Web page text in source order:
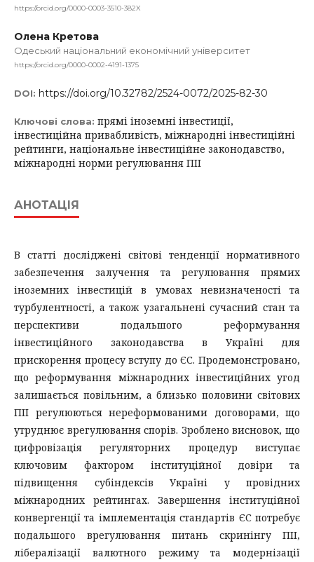
https://orcid.org/0000-0003-3510-382X
Олена Кретова
Одеський національний економічний університет
https://orcid.org/0000-0002-4191-1375
DOI: https://doi.org/10.32782/2524-0072/2025-82-30
Ключові слова: прямі іноземні інвестиції,
інвестиційна привабливість, міжнародні інвестиційні
рейтинги, національне інвестиційне законодавство,
міжнародні норми регулювання ПІІ
АНОТАЦІЯ
В статті досліджені світові тенденції нормативного
забезпечення залучення та регулювання прямих
іноземних інвестицій в умовах невизначеності та
турбулентності, а також узагальнені сучасний стан та
перспективи подальшого реформування
інвестиційного законодавства в Україні для
прискорення процесу вступу до ЄС. Продемонстровано,
що реформування міжнародних інвестиційних угод
залишається повільним, а близько половини світових
ПІІ регулюються нереформованими договорами, що
утруднює врегулювання спорів. Зроблено висновок, що
цифровізація регуляторних процедур виступає
ключовим фактором інституційної довіри та
підвищення субіндексів Україні у провідних
міжнародних рейтингах. Завершення інституційної
конвергенції та імплементація стандартів ЄС потребує
подальшого врегулювання питань скринінгу ПІІ,
лібералізації валютного режиму та модернізації